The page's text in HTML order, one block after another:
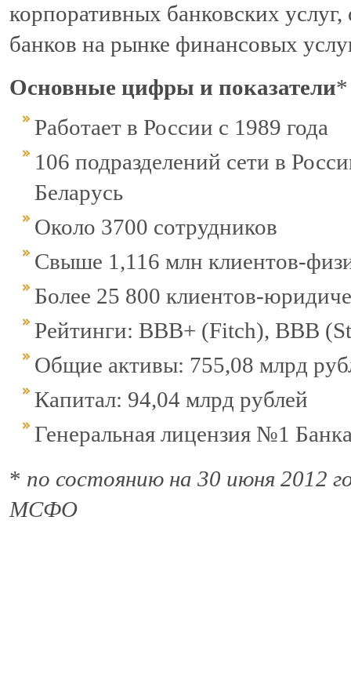
корпоративных банковских
банков на рынке финансовых
Основные цифры и показатели*
Работает в России с 1989 года
106 подразделений сети в
Беларусь
Около 3700 сотрудников
Свыше 1,116 млн клиентов-
Более 25 800 клиентов-
Рейтинги: BBB+ (Fitch), ВВВ
Общие активы: 755,08 млрд
Капитал: 94,04 млрд рублей
Генеральная лицензия №1
* по состоянию на 30 июня 2012
МСФО